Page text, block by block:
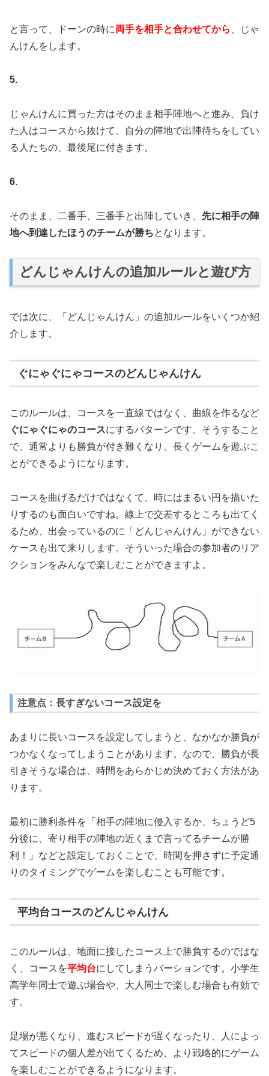
と言って、ドーンの時に両手を相手と合わせてから
、じゃ
んけんをします。
5.
じゃんけんに買った方はそのまま相手陣地へと進み、負け
た人はコースから抜けて、自分の陣地で出陣待ちをしてい
る人たちの、最後尾に付きます。
6.
そのまま、二番手、三番手と出陣していき、 先に相手の陣
地へ到達したほうのチームが勝ちとなります。
どんじゃんけんの追加ルールと遊び方
では次に、「どんじゃんけん」の追加ルールをいくつか紹
介します。
ぐにゃぐにゃコースのどんじゃんけん
このルールは、コースを一直線ではなく、曲線を作るなど
ぐにゃぐにゃのコースにするパターンです。そうすること
で、通常よりも勝負が付き難くなり、長くゲームを遊ぶこ
とができるようになります。
コースを曲げるだけではなくて、時にはまるい円を描いた
りするのも面白いですね。線上で交差するところも出てく
るため、出会っているのに「どんじゃんけん」ができない
ケースも出て来りします。そういった場合の参加者のリア
クションをみんなで楽しむことができますよ。
注意点：長すぎないコース設定を
あまりに長いコースを設定してしまうと、なかなか勝負が
つかなくなってしまうことがあります。なので、勝負が長
引きそうな場合は、時間をあらかじめ決めておく方法があ
ります。
最初に勝利条件を「相手の陣地に侵入するか、ちょうど5
分後に、寄り相手の陣地の近くまで言ってるチームが勝
利！」などと設定しておくことで、時間を押さずに予定通
りのタイミングでゲームを楽しむことも可能です。
平均台コースのどんじゃんけん
このルールは、地面に接したコース上で勝負するのではな
く、コースを平均台にしてしまうバーションです。小学生
高学年同士で遊ぶ場合や、大人同士で楽しむ場合も有効で
す。
足場が悪くなり、進むスピードが遅くなったり、人によっ
てスピードの個人差が出てくるため、より戦略的にゲーム
を楽しむことができるようになります。